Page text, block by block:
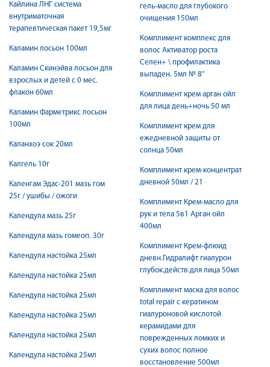
Кайлина ЛНГ система
внутриматочная
терапевтическая пакет 19,5мг
Каламин лосьон 100мл
Каламин Скинэйва лосьон для
взрослых и детей с 0 мес.
флакон 60мл
Каламин Фарметрикс лосьон
100мл
Каланхоэ сок 20мл
Калгель 10г
Каленгам Эдас-201 мазь гом
25г / ушибы / ожоги
Календула мазь 25г
Календула мазь гомеоп. 30г
Календула настойка 25мл
Календула настойка 25мл
Календула настойка 25мл
Календула настойка 25мл
Календула настойка 25мл
Календула настойка 25мл
гель-масло для глубокого
очищения 150мл
Комплимент комплекс для
волос Активатор роста
Селен+ \ профилактика
выпаден. 5мл № 8"
Комплимент крем арган ойл
для лица день+ночь 50 мл
Комплимент крем для
ежедневной защиты от
солнца 50мл
Комплимент крем-концентрат
дневной 50мл / 21
Комплимент Крем-масло для
рук и тела 5в1 Арган ойл
400мл
Комплимент Крем-флюид
дневн.Гидралифт гиалурон
глубок.действ.для лица 50мл
Комплимент маска для волос
total repair с кератином
гиалуроновой кислотой
керамидами для
поврежденных ломких и
сухих волос полное
восстановление 500мл